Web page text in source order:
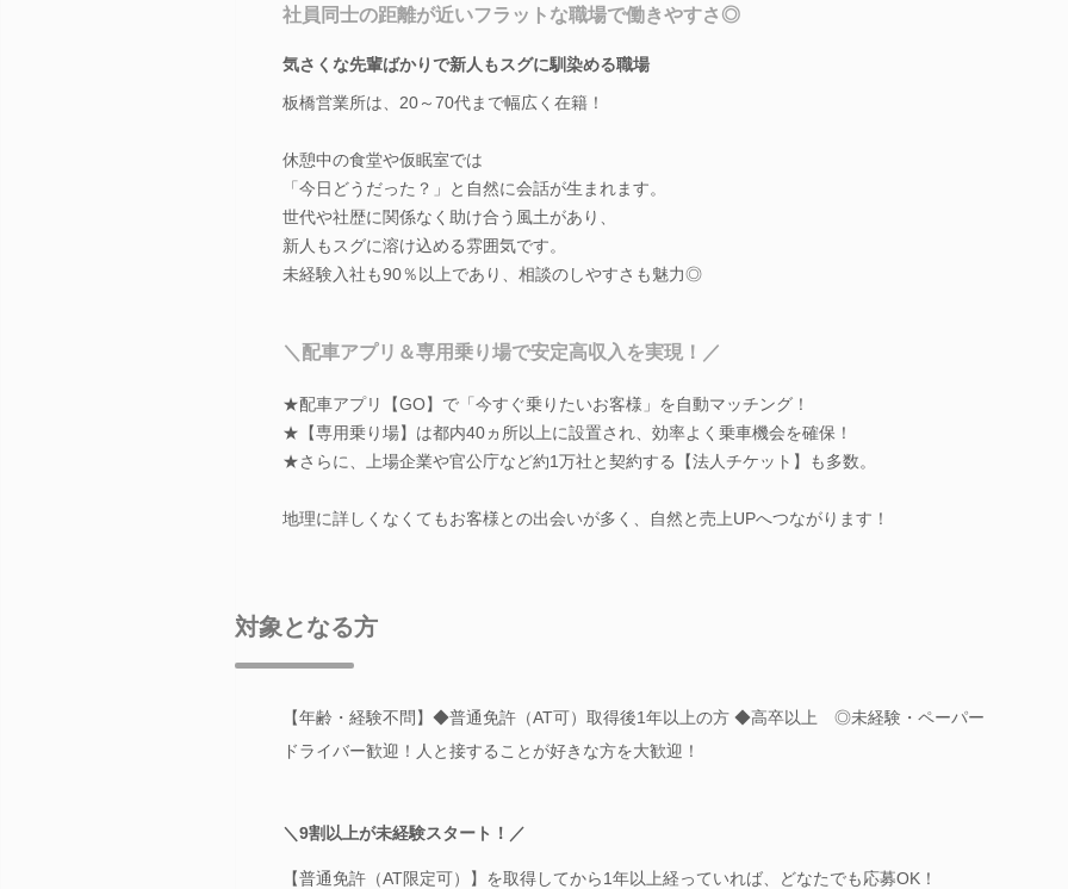
社員同士の距離が近いフラットな職場で働きやすさ◎
気さくな先輩ばかりで新人もスグに馴染める職場
板橋営業所は、20～70代まで幅広く在籍！
休憩中の食堂や仮眠室では
「今日どうだった？」と自然に会話が生まれます。
世代や社歴に関係なく助け合う風土があり、
新人もスグに溶け込める雰囲気です。
未経験入社も90％以上であり、相談のしやすさも魅力◎
＼配車アプリ＆専用乗り場で安定高収入を実現！／
★配車アプリ【GO】で「今すぐ乗りたいお客様」を自動マッチング！
★【専用乗り場】は都内40ヵ所以上に設置され、効率よく乗車機会を確保！
★さらに、上場企業や官公庁など約1万社と契約する【法人チケット】も多数。
地理に詳しくなくてもお客様との出会いが多く、自然と売上UPへつながります！
対象となる方
【年齢・経験不問】◆普通免許（AT可）取得後1年以上の方 ◆高卒以上 ◎未経験・ペーパー
ドライバー歓迎！人と接することが好きな方を大歓迎！
＼9割以上が未経験スタート！／
【普通免許（AT限定可）】を取得してから1年以上経っていれば、どなたでも応募OK！